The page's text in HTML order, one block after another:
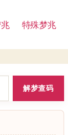
特殊梦兆
解梦查码